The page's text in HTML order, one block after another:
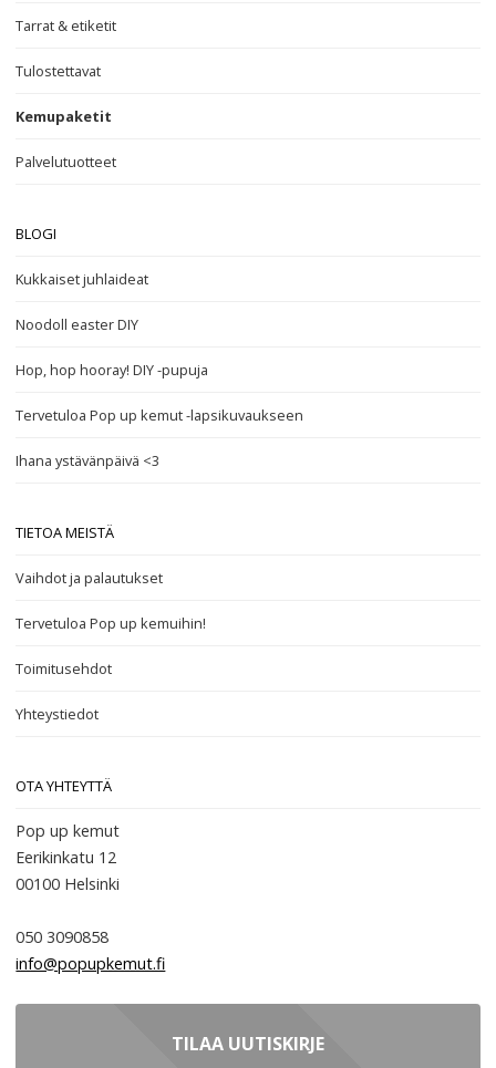
Tarrat & etiketit
Tulostettavat
Kemupaketit
Palvelutuotteet
BLOGI
Kukkaiset juhlaideat
Noodoll easter DIY
Hop, hop hooray! DIY -pupuja
Tervetuloa Pop up kemut -lapsikuvaukseen
Ihana ystävänpäivä <3
TIETOA MEISTÄ
Vaihdot ja palautukset
Tervetuloa Pop up kemuihin!
Toimitusehdot
Yhteystiedot
OTA YHTEYTTÄ
Pop up kemut
Eerikinkatu 12
00100 Helsinki
050 3090858
info@popupkemut.fi
TILAA UUTISKIRJE